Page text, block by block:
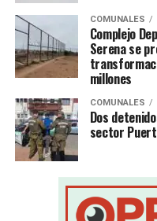
COMUNALES
Complejo
Serena se
millones
COMUNALES
Dos
sector